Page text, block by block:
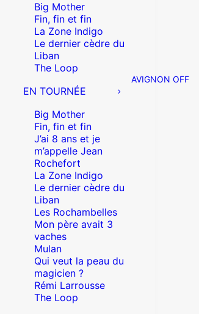
Big Mother
Fin, fin et fin
La Zone Indigo
Le dernier cèdre du
Liban
The Loop
EN TOURNÉE
Big Mother
Fin, fin et fin
J’ai 8 ans et je
m’appelle Jean
Rochefort
La Zone Indigo
Le dernier cèdre du
Liban
Les Rochambelles
Mon père avait 3
vaches
Mulan
Qui veut la peau du
magicien ?
Rémi Larrousse
The Loop
AVIGNON OFF